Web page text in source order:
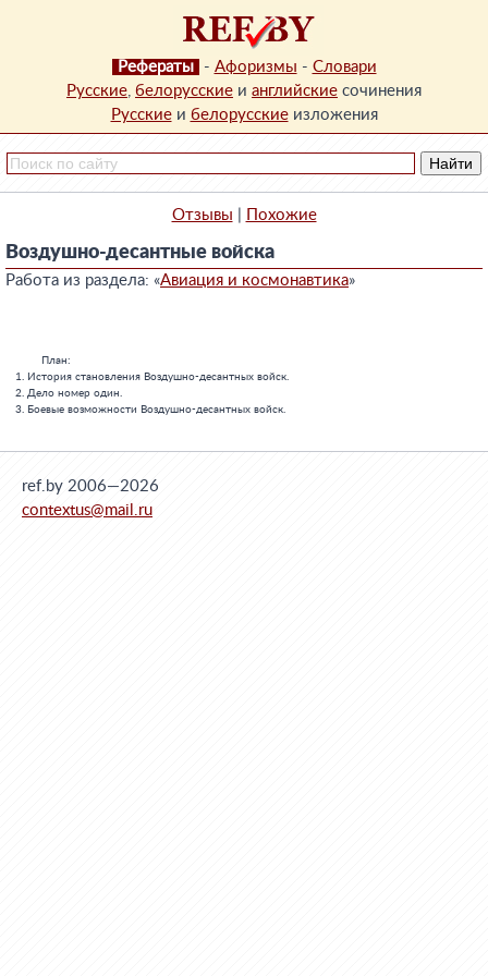
Рефераты - Афоризмы - Словари
Русские, белорусские и английские сочинения
Русскиеи белорусскиеизложения
Отзывы Похожие
Воздушно-десантные войска
Работа из раздела: «Авиация и космонавтика»
           План:
   1. История становления Воздушно-десантных войск.
   2. Дело номер один.
   3. Боевые возможности Воздушно-десантных войск.
ref.by 2006—2026
contextus@mail.ru